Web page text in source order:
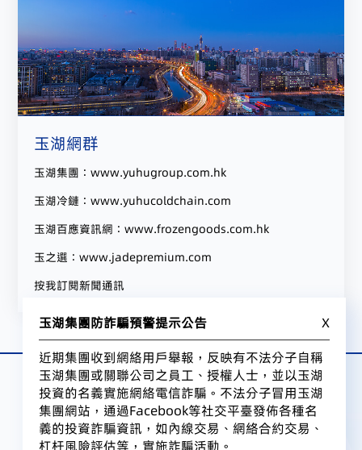
X
玉湖集團防詐騙預警提示公告
近期集團收到網絡用戶舉報，反映有不法分子自稱
玉湖集團或關聯公司之員工、授權人士，並以玉湖
投資的名義實施網絡電信詐騙。不法分子冒用玉湖
集團網站，通過Facebook等社交平臺發佈各種名
義的投資詐騙資訊，如內線交易、網絡合約交易、
杠杆風險評估等，實施詐騙活動。
玉湖網群
玉湖集團：www.yuhugroup.com.hk
玉湖冷鏈：www.yuhucoldchain.com
玉湖百應資訊網：www.frozengoods.com.hk
玉之選：www.jadepremium.com
按我訂閱新聞通訊